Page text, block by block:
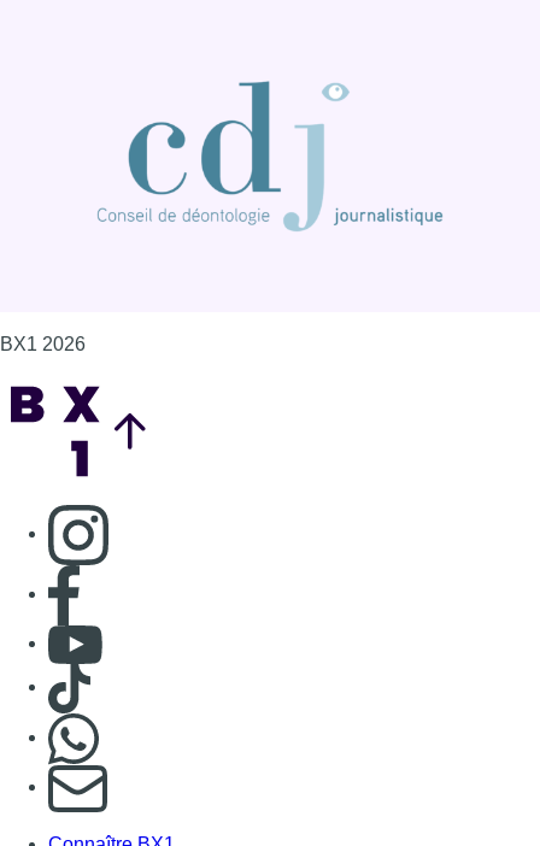
BX1 2026
Consulter page Instagram
Consulter page Facebook
Consulter Youtube
Consulter TikTok
S'abonner à notre newsletter